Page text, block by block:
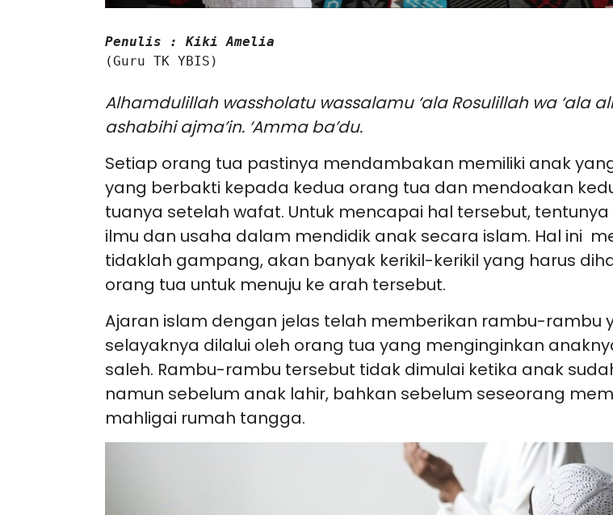
Penulis : Kiki Amelia
(Guru TK YBIS)
Alhamdulillah wassholatu wassalamu ‘ala Rosulillah wa ‘ala
ashabihi ajma’in. ‘Amma ba’du.
Setiap orang tua pastinya mendambakan memiliki anak
yang berbakti kepada kedua orang tua dan mendoakan
tuanya setelah wafat. Untuk mencapai hal tersebut,
ilmu dan usaha dalam mendidik anak secara islam. Hal ini
tidaklah gampang, akan banyak kerikil-kerikil yang harus
orang tua untuk menuju ke arah tersebut.
Ajaran islam dengan jelas telah memberikan rambu-rambu
selayaknya dilalui oleh orang tua yang menginginkan
saleh. Rambu-rambu tersebut tidak dimulai ketika anak
namun sebelum anak lahir, bahkan sebelum seseorang
mahligai rumah tangga.